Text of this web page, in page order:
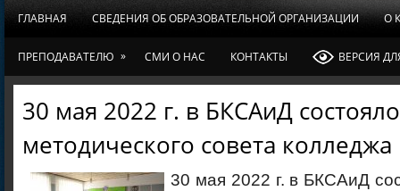
ГЛАВНАЯ СВЕДЕНИЯ ОБ ОБРАЗОВАТЕЛЬНОЙ ОРГАНИЗАЦИИ О
ПРЕПОДАВАТЕЛЮ » СМИ О НАС КОНТАКТЫ ВЕРСИЯ
30 мая 2022 г. в БКСАиД
методического совета колледжа
30 мая 2022 г. в БКСАиД